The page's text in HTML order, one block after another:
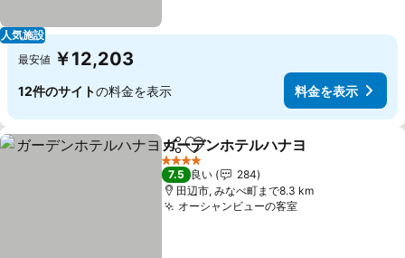
人気施設
最安値 ￥12,203
12件のサイトの料金を表示 料金を表示
シェアお気に入りに追加
ガーデンホテルハナヨ
4 ホテルのランク
7.5 良い
284
田辺市, みなべ町まで8.3 km
オーシャンビューの客室